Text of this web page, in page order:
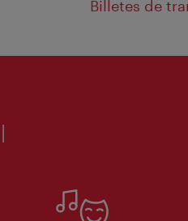
Billetes de